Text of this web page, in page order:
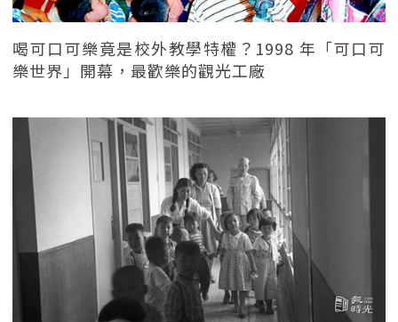
喝可口可樂竟是校外教學特權？1998 年「可口可
樂世界」開幕，最歡樂的觀光工廠